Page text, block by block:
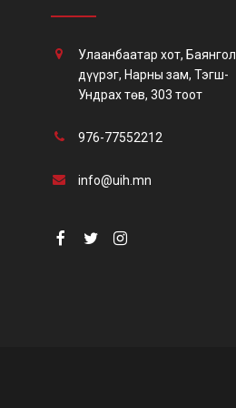
Улаанбаатар хот, Баянгол
дүүрэг, Нарны зам, Тэгш-
Ундрах төв, 303 тоот
976-77552212
info@uih.mn